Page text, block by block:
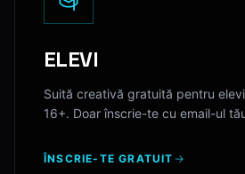
ELEVI
Suită creativă gratuită pentru
16+. Doar înscrie-te cu email-ul
ÎNSCRIE-TE GRATUIT